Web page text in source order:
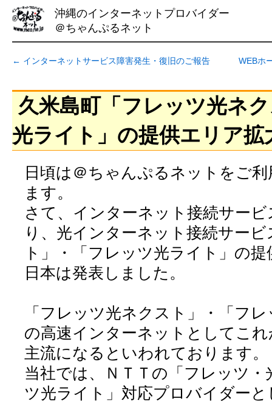
沖縄のインターネットプロバイダー
＠ちゃんぷるネット
← インターネットサービス障害発生・復旧のご報告 WEBホ
久米島町「フレッツ光ネ
光ライト」の提供エリア拡
日頃は＠ちゃんぷるネットをご
ます。
さて、インターネット接続サー
り、光インターネット接続サー
ト」・「フレッツ光ライト」の
日本は発表しました。
「フレッツ光ネクスト」・「フ
の高速インターネットとしてこ
主流になるといわれております。
当社では、ＮＴＴの「フレッツ
ツ光ライト」対応プロバイダー